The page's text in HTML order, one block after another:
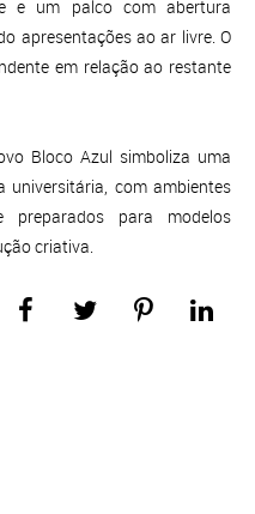
e um palco com abertura
apresentações ao ar livre. O
em relação ao restante
Bloco Azul simboliza uma
universitária, com ambientes
preparados para modelos
criativa.